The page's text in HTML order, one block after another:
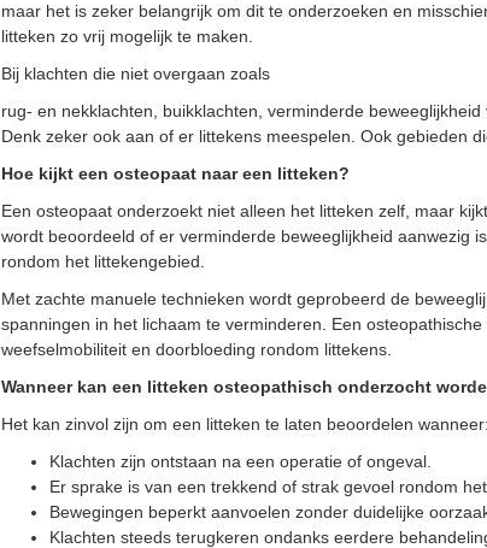
maar het is zeker belangrijk om dit te onderzoeken en
litteken zo vrij mogelijk te maken.
Bij klachten die niet overgaan zoals
rug- en nekklachten, buikklachten, verminderde
Denk zeker ook aan of er littekens meespelen. Ook gebieden
Hoe kijkt een osteopaat naar een litteken?
Een osteopaat onderzoekt niet alleen het litteken zelf, maar
wordt beoordeeld of er verminderde beweeglijkheid aanwezig
rondom het littekengebied.
Met zachte manuele technieken wordt geprobeerd de
spanningen in het lichaam te verminderen. Een
weefselmobiliteit en doorbloeding rondom littekens.
Wanneer kan een litteken osteopathisch onderzocht
Het kan zinvol zijn om een litteken te laten beoordelen wanneer:
Klachten zijn ontstaan na een operatie of ongeval.
Er sprake is van een trekkend of strak gevoel rondom het
Bewegingen beperkt aanvoelen zonder duidelijke
Klachten steeds terugkeren ondanks eerdere